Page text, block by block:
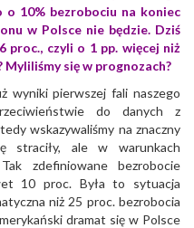
10% bezrobociu na koniec
w Polsce nie będzie. Dziś
proc., czyli o 1 pp. więcej niż
Myliliśmy się w prognozach?
wyniki pierwszej fali naszego
do danych z
wskazywaliśmy na znaczny
straciły, ale w warunkach
zdefiniowane bezrobocie
10 proc. Była to sytuacja
niż 25 proc. bezrobocia
dramat się w Polsce